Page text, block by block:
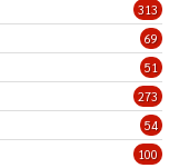
313
69
51
273
54
100